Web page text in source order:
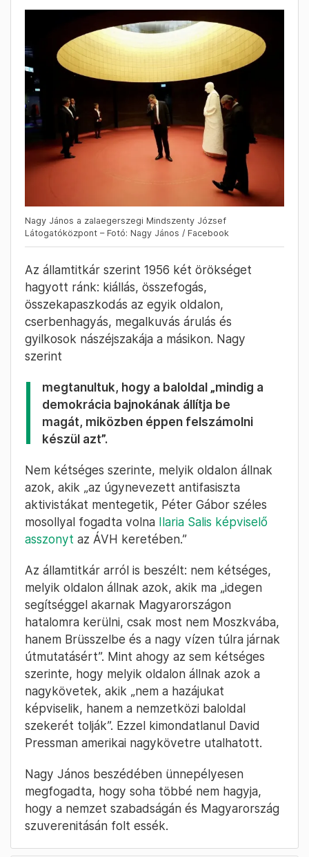
Nagy János a zalaegerszegi Mindszenty József
Látogatóközpont – Fotó: Nagy János / Facebook
Az államtitkár szerint 1956 két örökséget
hagyott ránk: kiállás, összefogás,
összekapaszkodás az egyik oldalon,
cserbenhagyás, megalkuvás árulás és
gyilkosok nászéjszakája a másikon. Nagy
szerint
megtanultuk, hogy a baloldal „mindig a
demokrácia bajnokának állítja be
magát, miközben éppen felszámolni
készül azt”.
Nem kétséges szerinte, melyik oldalon állnak
azok, akik „az úgynevezett antifasiszta
aktivistákat mentegetik, Péter Gábor széles
mosollyal fogadta volna Ilaria Salis képviselő
asszonyt az ÁVH keretében.”
Az államtitkár arról is beszélt: nem kétséges,
melyik oldalon állnak azok, akik ma „idegen
segítséggel akarnak Magyarországon
hatalomra kerülni, csak most nem Moszkvába,
hanem Brüsszelbe és a nagy vízen túlra járnak
útmutatásért”. Mint ahogy az sem kétséges
szerinte, hogy melyik oldalon állnak azok a
nagykövetek, akik „nem a hazájukat
képviselik, hanem a nemzetközi baloldal
szekerét tolják”. Ezzel kimondatlanul David
Pressman amerikai nagykövetre utalhatott.
Nagy János beszédében ünnepélyesen
megfogadta, hogy soha többé nem hagyja,
hogy a nemzet szabadságán és Magyarország
szuverenitásán folt essék.